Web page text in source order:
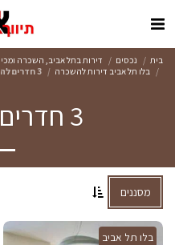
בית נכסים דירות בתל אביב, השכרה
בלו תל אביב דירות להשכרה
3 חדרים להשכרה
3 חדרים להשכרה
מסננים
בלו תל אביב